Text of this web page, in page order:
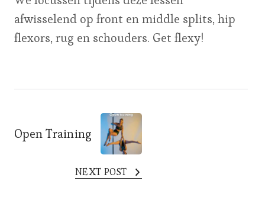
afwisselend op front en middle splits, hip
flexors, rug en schouders. Get flexy!
Post
Navigation
Open Training
NEXT POST